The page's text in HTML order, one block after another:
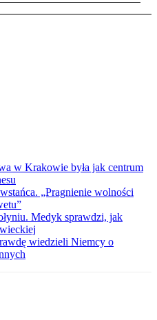
w Krakowie była jak centrum
„Pragnienie wolności
Medyk sprawdzi, jak
wiedzieli Niemcy o